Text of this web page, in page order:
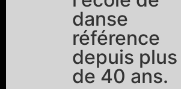
danse
référence
depuis plus
de 40 ans.